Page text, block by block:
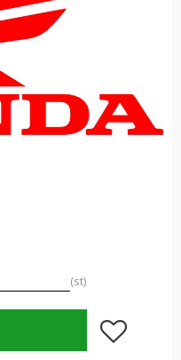
st
Lägg till i